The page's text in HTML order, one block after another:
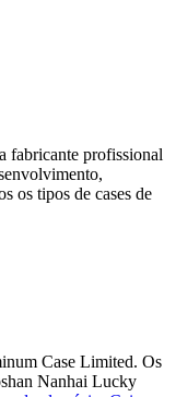
fabricante profissional
os tipos de cases de
Case Limited. Os
Nanhai Lucky